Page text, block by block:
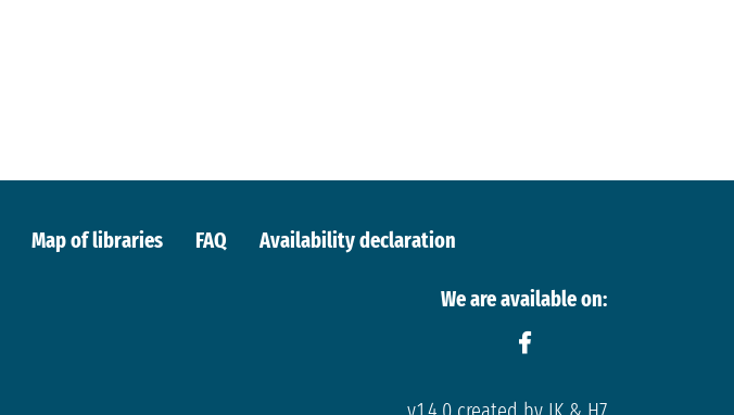
Map of libraries FAQ Availability declaration
We are available on: